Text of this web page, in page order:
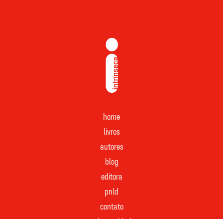
home
livros
autores
blog
editora
pnld
contato